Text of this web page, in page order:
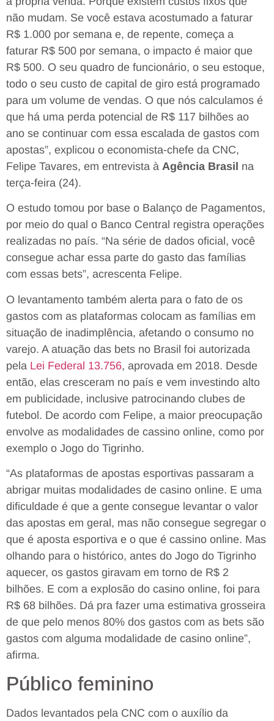
não mudam. Se você estava acostumado a faturar
R$ 1.000 por semana e, de repente, começa a
faturar R$ 500 por semana, o impacto é maior que
R$ 500. O seu quadro de funcionário, o seu estoque,
todo o seu custo de capital de giro está programado
para um volume de vendas. O que nós calculamos é
que há uma perda potencial de R$ 117 bilhões ao
ano se continuar com essa escalada de gastos com
apostas”, explicou o economista-chefe da CNC,
Felipe Tavares, em entrevista à Agência Brasil na
terça-feira (24).
O estudo tomou por base o Balanço de Pagamentos,
por meio do qual o Banco Central registra operações
realizadas no país. “Na série de dados oficial, você
consegue achar essa parte do gasto das famílias
com essas bets”, acrescenta Felipe.
O levantamento também alerta para o fato de os
gastos com as plataformas colocam as famílias em
situação de inadimplência, afetando o consumo no
varejo. A atuação das bets no Brasil foi autorizada
pela Lei Federal 13.756, aprovada em 2018. Desde
então, elas cresceram no país e vem investindo alto
em publicidade, inclusive patrocinando clubes de
futebol. De acordo com Felipe, a maior preocupação
envolve as modalidades de cassino online, como por
exemplo o Jogo do Tigrinho.
“As plataformas de apostas esportivas passaram a
abrigar muitas modalidades de casino online. E uma
dificuldade é que a gente consegue levantar o valor
das apostas em geral, mas não consegue segregar o
que é aposta esportiva e o que é cassino online. Mas
olhando para o histórico, antes do Jogo do Tigrinho
aquecer, os gastos giravam em torno de R$ 2
bilhões. E com a explosão do casino online, foi para
R$ 68 bilhões. Dá pra fazer uma estimativa grosseira
de que pelo menos 80% dos gastos com as bets são
gastos com alguma modalidade de casino online”,
afirma.
Público feminino
Dados levantados pela CNC com o auxílio da